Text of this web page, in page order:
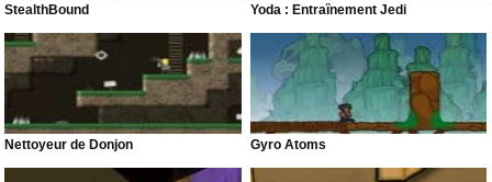
StealthBound Yoda : Entraînement Jedi
Nettoyeur de Donjon Gyro Atoms